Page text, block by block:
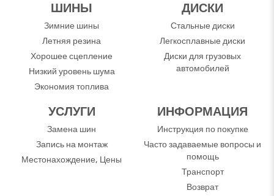
ШИНЫ
Зимние шины
Летняя резина
Хорошее сцепление
Низкий уровень шума
Экономия топлива
ДИСКИ
Стальные диски
Легкосплавные диски
Диски для грузовых
автомобилей
УСЛУГИ
Замена шин
Запись на монтаж
Местонахождение, Цены
ИНФОРМАЦИЯ
Инструкция по покупке
Часто задаваемые вопросы и
помощь
Транспорт
Возврат